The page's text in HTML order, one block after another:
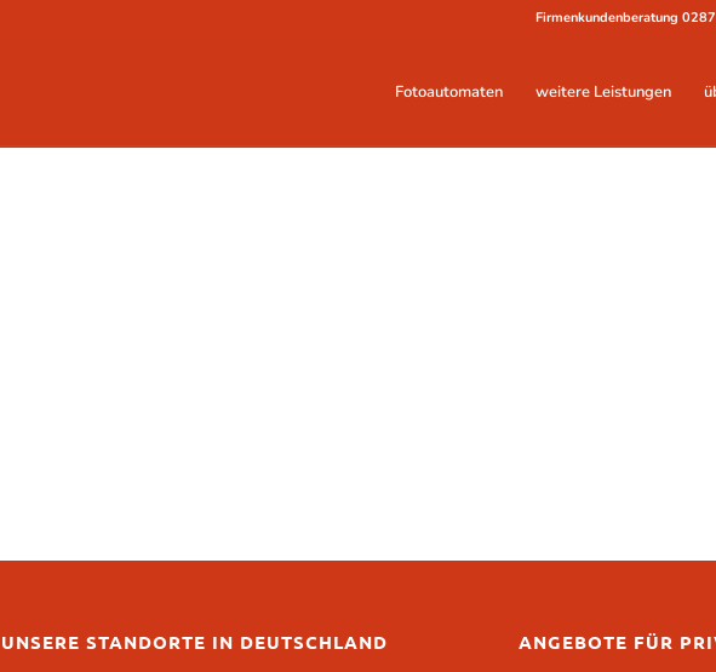
Firmenkundenberatung
Fotoautomaten weitere Leistungen
UNSERE STANDORTE IN DEUTSCHLAND ANGEBOTE FÜR